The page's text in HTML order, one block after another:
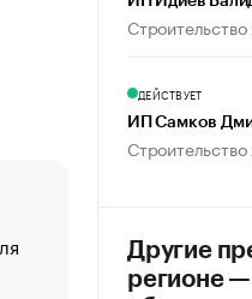
«От спорта тело
создавшей GTA
ДЕЙСТВУЕТ
ИП Самков
Другие
регионе